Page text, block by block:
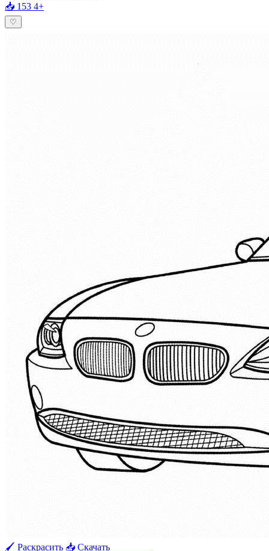
📥 153 4+
♡
🖌 Раскрасить 📥 Скачать